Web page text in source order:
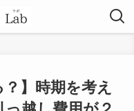
？】時期を考え